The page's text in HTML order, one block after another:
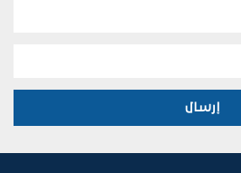
إرسال